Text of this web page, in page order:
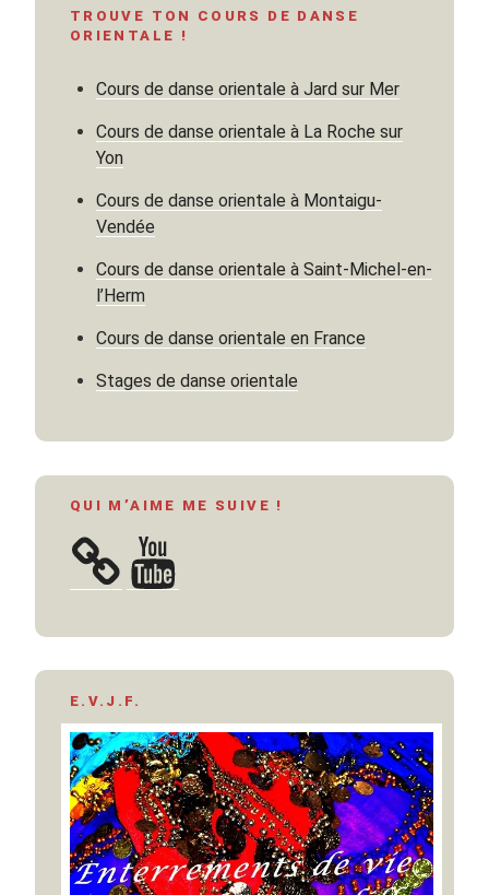
vue
et
Marianne
Partie
TROUVE TON COURS DE DANSE
ORIENTALE !
Cours de danse orientale à Jard sur Mer
Cours de danse orientale à La Roche sur
Yon
Cours de danse orientale à Montaigu-
Vendée
Cours de danse orientale à Saint-Michel-en-
l’Herm
Cours de danse orientale en France
Stages de danse orientale
QUI M’AIME ME SUIVE !
YouTube
E.V.J.F.